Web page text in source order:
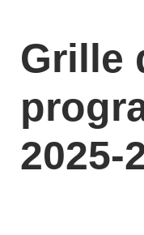
Grille
2025-